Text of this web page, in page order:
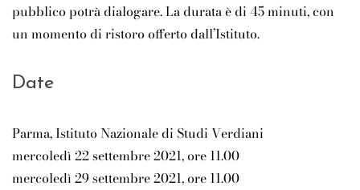
pubblico potrà dialogare. La durata è di 45 minuti, con
un momento di ristoro offerto dall’Istituto.
Date
Parma, Istituto Nazionale di Studi Verdiani
mercoledì 22 settembre 2021, ore 11.00
mercoledì 29 settembre 2021, ore 11.00